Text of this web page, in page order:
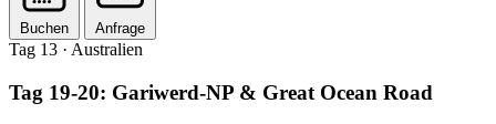
Buchen Anfrage
Tag 13 · Australien
Tag 19-20: Gariwerd-NP & Great Ocean Road